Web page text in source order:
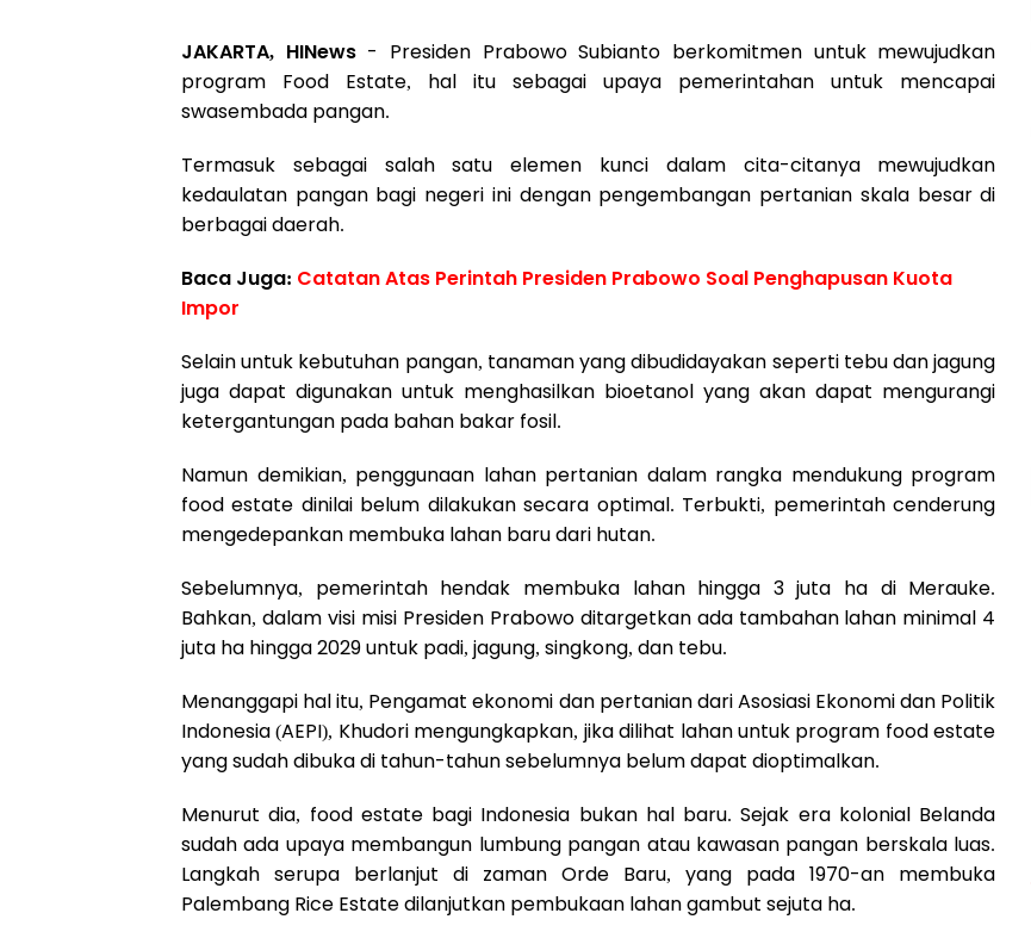
JAKARTA, HINews- Presiden Prabowo Subianto berkomitmen untuk mewujudkan
program Food Estate, hal itu sebagai upaya pemerintahan untuk mencapai
swasembada pangan.
Termasuk sebagai salah satu elemen kunci dalam cita-citanya mewujudkan
kedaulatan pangan bagi negeri ini dengan pengembangan pertanian skala besar di
berbagai daerah.
Baca Juga: Catatan Atas Perintah Presiden Prabowo Soal Penghapusan Kuota
Impor
Selain untuk kebutuhan pangan, tanaman yang dibudidayakan seperti tebu dan jagung
juga dapat digunakan untuk menghasilkan bioetanol yang akan dapat mengurangi
ketergantungan pada bahan bakar fosil.
Namun demikian, penggunaan lahan pertanian dalam rangka mendukung program
food estate dinilai belum dilakukan secara optimal. Terbukti, pemerintah cenderung
mengedepankan membuka lahan baru dari hutan.
Sebelumnya, pemerintah hendak membuka lahan hingga 3 juta ha di Merauke.
Bahkan, dalam visi misi Presiden Prabowo ditargetkan ada tambahan lahan minimal 4
juta ha hingga 2029 untuk padi, jagung, singkong, dan tebu.
Menanggapi hal itu, Pengamat ekonomi dan pertanian dari Asosiasi Ekonomi dan Politik
Indonesia (AEPI), Khudori mengungkapkan, jika dilihat lahan untuk program food estate
yang sudah dibuka di tahun-tahun sebelumnya belum dapat dioptimalkan.
Menurut dia, food estate bagi Indonesia bukan hal baru. Sejak era kolonial Belanda
sudah ada upaya membangun lumbung pangan atau kawasan pangan berskala luas.
Langkah serupa berlanjut di zaman Orde Baru, yang pada 1970-an membuka
Palembang Rice Estate dilanjutkan pembukaan lahan gambut sejuta ha.